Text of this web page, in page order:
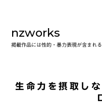
nzworks
掲載作品には性的・暴力表現が含まれる
生命力を摂取し